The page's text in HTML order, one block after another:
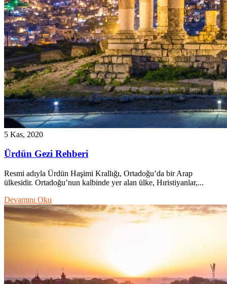
5 Kas, 2020
Ürdün Gezi Rehberi
Resmi adıyla Ürdün Haşimi Krallığı, Ortadoğu’da bir Arap
ülkesidir. Ortadoğu’nun kalbinde yer alan ülke, Hıristiyanlar,...
Devamını Oku